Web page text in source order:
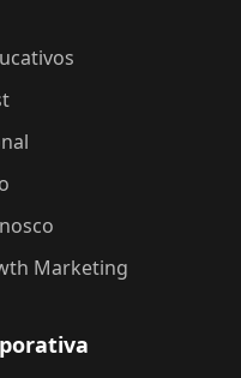
Marketing